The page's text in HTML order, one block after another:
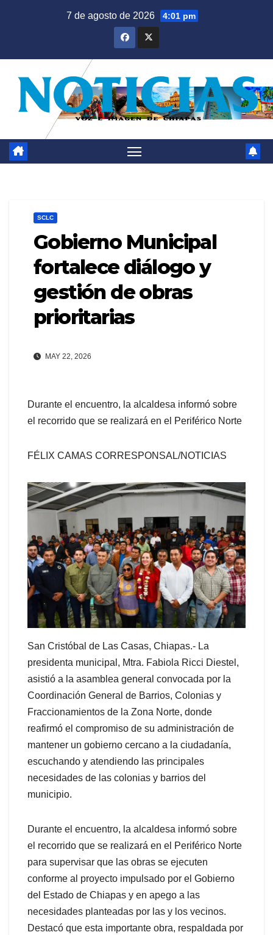
7 de agosto de 2026 4:01 pm
SCLC
Gobierno Municipal
fortalece diálogo y
gestión de obras
prioritarias
MAY 22, 2026
Durante el encuentro, la alcaldesa informó sobre
el recorrido que se realizará en el Periférico Norte
FÉLIX CAMAS CORRESPONSAL/NOTICIAS
San Cristóbal de Las Casas, Chiapas.- La
presidenta municipal, Mtra. Fabiola Ricci Diestel,
asistió a la asamblea general convocada por la
Coordinación General de Barrios, Colonias y
Fraccionamientos de la Zona Norte, donde
reafirmó el compromiso de su administración de
mantener un gobierno cercano a la ciudadanía,
escuchando y atendiendo las principales
necesidades de las colonias y barrios del
municipio.
Durante el encuentro, la alcaldesa informó sobre
el recorrido que se realizará en el Periférico Norte
para supervisar que las obras se ejecuten
conforme al proyecto impulsado por el Gobierno
del Estado de Chiapas y en apego a las
necesidades planteadas por las y los vecinos.
Destacó que esta importante obra, respaldada por